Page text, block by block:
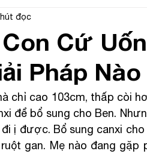
Cứ
Pháp
đọc
chỉ cao 103cm, thấp còi
để bổ sung cho Ben.
ị được. Bổ sung canxi
gan. Mẹ nào đang gặp